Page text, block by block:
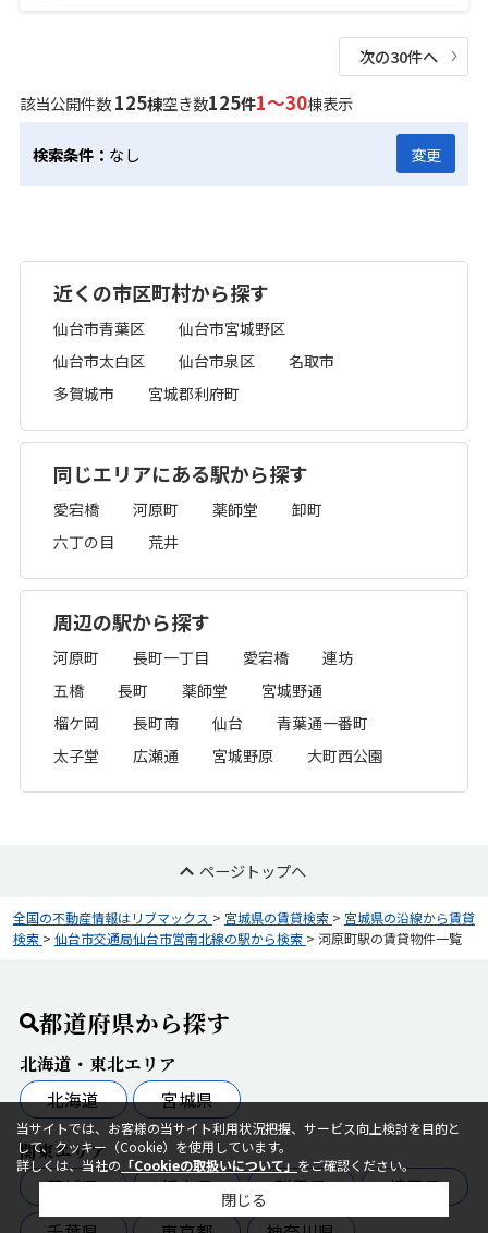
次の30件へ
該当公開件数125棟空き数125件1～30棟表示
検索条件： なし 変更
近くの市区町村から探す
仙台市青葉区
仙台市宮城野区
仙台市太白区
仙台市泉区
名取市
多賀城市
宮城郡利府町
同じエリアにある駅から探す
愛宕橋 河原町 薬師堂
卸町
六丁の目
荒井
周辺の駅から探す
河原町 長町一丁目 愛宕橋
連坊
五橋
長町 薬師堂
宮城野通
榴ケ岡
長町南 仙台
青葉通一番町
太子堂
広瀬通 宮城野原 大町西公園
ページトップへ
全国の不動産情報はリブマックス > 宮城県の賃貸検索 > 宮城県の沿線から賃貸
検索 > 仙台市交通局仙台市営南北線の駅から検索 > 河原町駅の賃貸物件一覧
都道府県から探す
北海道・東北エリア
北海道
宮城県
関東エリア
茨城県
栃木県 群馬県
埼玉県
当サイトでは、お客様の当サイト利用状況把握、サービス向上検討を目的と
して、クッキー（Cookie）を使用しています。
詳しくは、当社の 「Cookieの取扱いについて」をご確認ください。
閉じる